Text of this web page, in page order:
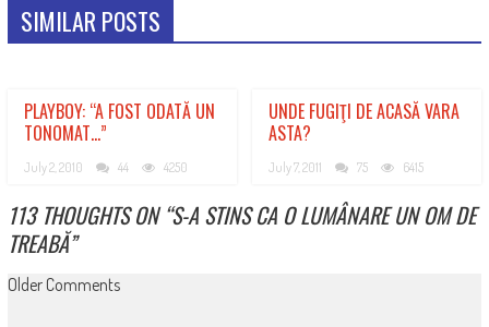
SIMILAR POSTS
PLAYBOY: “A FOST ODATĂ UN
TONOMAT…”
July 2, 2010 44 4250
UNDE FUGIŢI DE ACASĂ VARA
ASTA?
July 7, 2011 75 6415
113 THOUGHTS ON “S-A STINS CA O LUMÂNARE UN OM DE
TREABĂ”
COMMENT
Older Comments